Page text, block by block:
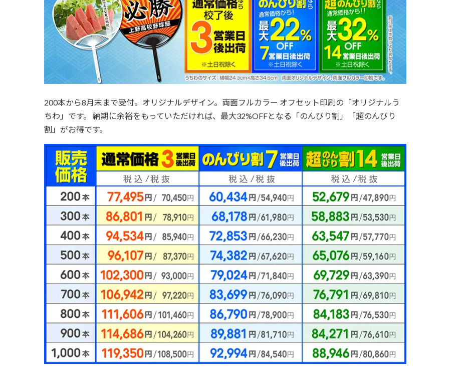
200本から8月末まで受付。オリジナルデザイン。両面フルカラー オフセット印刷の「オリジナルう
ちわ」です。 納期に余裕をもっていただければ、最大32%OFFとなる「のんびり割」「超のんびり
割」がお得です。